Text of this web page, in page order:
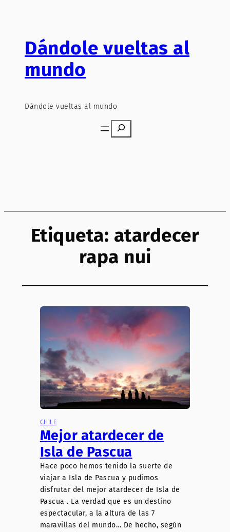
contenido
Dándole vueltas al
mundo
Dándole vueltas al mundo
Search
Etiqueta: atardecer
rapa nui
CHILE
Mejor atardecer de
Isla de Pascua
Hace poco hemos tenido la suerte de
viajar a Isla de Pascua y pudimos
disfrutar del mejor atardecer de Isla de
Pascua . La verdad que es un destino
espectacular, a la altura de las 7
maravillas del mundo… De hecho, según